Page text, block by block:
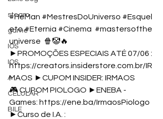
steam
game
IOS
IOS
A
CELULAR
BILE
#HeMan #MestresDoUniverso #Esquel
eto#Eternia #Cinema #mastersofthe
universe 🍿🤡🔥
►PROMOÇÕES ESPECIAIS ATÉ 07/06 :
https://creators.insiderstore.com.br/IR
MAOS ►CUPOM INSIDER: IRMAOS
🎮 CUPOM PIOLOGO ►ENEBA -
Games: https://ene.ba/IrmaosPiologo
►Curso de I.A. :